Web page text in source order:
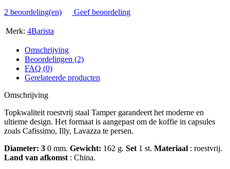
2 beoordeling(en)
Geef beoordeling
Merk: 4Barista
Omschrijving
Beoordelingen (2)
FAQ (0)
Gerelateerde producten
Omschrijving
Topkwaliteit roestvrij staal Tamper garandeert het moderne en
ultieme design. Het formaat is aangepast om de koffie in capsules
zoals Cafissimo, Illy, Lavazza te persen.
Diameter: 3 0 mm. Gewicht: 162 g. Set 1 st. Materiaal : roestvrij.
Land van afkomst : China.